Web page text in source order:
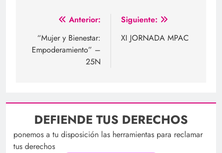
Navegación
de
entradas
Anterior:
“Mujer y Bienestar:
Empoderamiento” –
25N
Siguiente:
XI JORNADA MPAC
DEFIENDE TUS DERECHOS
ponemos a tu disposición las herramientas para reclamar
tus derechos